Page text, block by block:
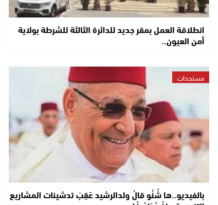
انطلاقة العمل بمقر جديد للدائرة الثالثة للشرطة بولاية
أمن العيون..
مستجدات
بالفيديو..ها شْنُو قالْ ولدالرشيد عَقِبَ تدشينات المشاريع